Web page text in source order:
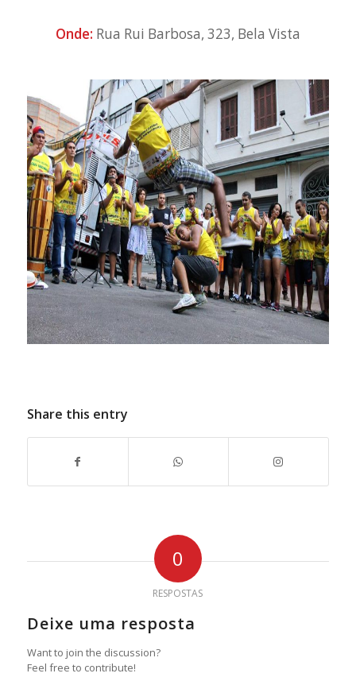
Onde: Rua Rui Barbosa, 323, Bela Vista
Share this entry
0
RESPOSTAS
Deixe uma resposta
Want to join the discussion?
Feel free to contribute!